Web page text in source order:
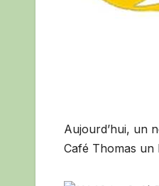
Aujourd’hui, un
Café Thomas